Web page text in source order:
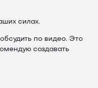
силах.
по видео. Это
создавать